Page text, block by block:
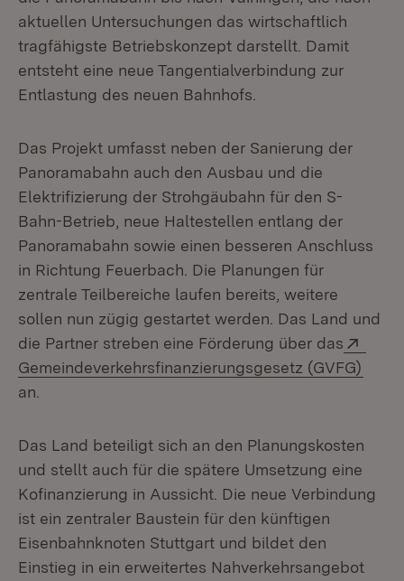
aktuellen Untersuchungen das wirtschaftlich
tragfähigste Betriebskonzept darstellt. Damit
entsteht eine neue Tangentialverbindung zur
Entlastung des neuen Bahnhofs.
Das Projekt umfasst neben der Sanierung der
Panoramabahn auch den Ausbau und die
Elektrifizierung der Strohgäubahn für den S-
Bahn-Betrieb, neue Haltestellen entlang der
Panoramabahn sowie einen besseren Anschluss
in Richtung Feuerbach. Die Planungen für
zentrale Teilbereiche laufen bereits, weitere
sollen nun zügig gestartet werden. Das Land und
die Partner streben eine Förderung über das
Gemeindeverkehrsfinanzierungsgesetz (GVFG)
an.
Das Land beteiligt sich an den Planungskosten
und stellt auch für die spätere Umsetzung eine
Kofinanzierung in Aussicht. Die neue Verbindung
ist ein zentraler Baustein für den künftigen
Eisenbahnknoten Stuttgart und bildet den
Einstieg in ein erweitertes Nahverkehrsangebot